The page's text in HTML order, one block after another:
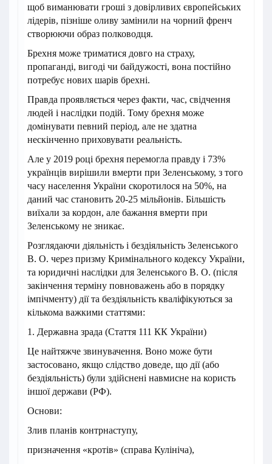
щоб виманювати гроші з довірливих європейських
лідерів, пізніше оливу замінили на чорний френч
створюючи образ полководця.
Брехня може триматися довго на страху,
пропаганді, вигоді чи байдужості, вона постійно
потребує нових шарів брехні.
Правда проявляється через факти, час, свідчення
людей і наслідки подій. Тому брехня може
домінувати певний період, але не здатна
нескінченно приховувати реальність.
Але у 2019 році брехня перемогла правду і 73%
українців вирішили вмерти при Зеленському, з того
часу населення України скоротилося на 50%, на
даний час становить 20-25 мільйонів. Більшість
виїхали за кордон, але бажання вмерти при
Зеленському не зникає.
Розглядаючи діяльність і бездіяльність Зеленського
В. О. через призму Кримінального кодексу України,
та юридичні наслідки для Зеленського В. О. (після
закінчення терміну повноважень або в порядку
імпічменту) дії та бездіяльність кваліфікуються за
кількома важкими статтями:
1. Державна зрада (Стаття 111 КК України)
Це найтяжче звинувачення. Воно може бути
застосовано, якщо слідство доведе, що дії (або
бездіяльність) були здійснені навмисне на користь
іншої держави (РФ).
Основи:
Злив планів контрнаступу,
призначення «кротів» (справа Кулініча),